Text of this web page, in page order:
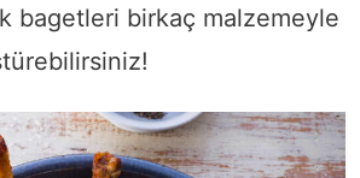
bagetleri birkaç malzemeyle